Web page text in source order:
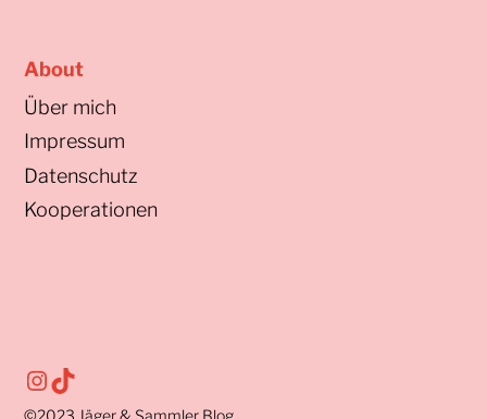
About
Über mich
Impressum
Datenschutz
Kooperationen
Instagram
TikTok
©2023 Jäger & Sammler Blog